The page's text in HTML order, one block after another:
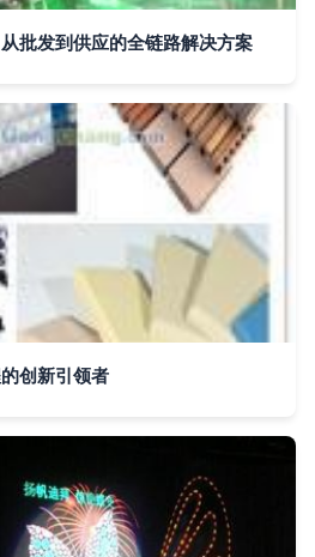
批发到供应的全链路解决方案
创新引领者